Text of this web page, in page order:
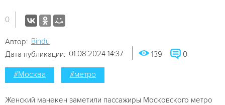
0
Автор: Bindu
Дата публикации: 01.08.2024 14:37 139 0
#Москва #метро
Женский манекен заметили пассажиры Московского метро